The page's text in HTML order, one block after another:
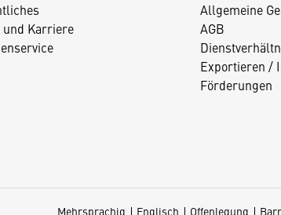
und Karriere
Allgemeine
AGB
Exportieren /
Förderungen
Mehrsprachig Englisch Offenlegung